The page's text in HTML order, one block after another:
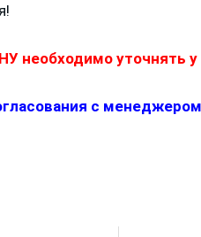
необходимо уточнять
с